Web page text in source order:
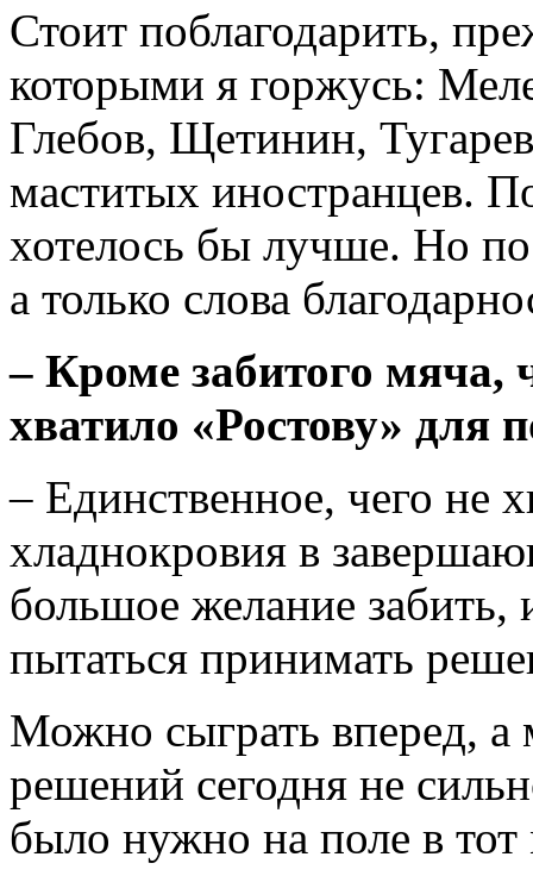
Стоит поблагодарить,
которыми я горжусь:
Глебов, Щетинин,
маститых иностранцев.
хотелось бы лучше. Но по
а только слова
– Кроме забитого мяча,
хватило «Ростову» для
– Единственное, чего не
хладнокровия в
большое желание забить,
пытаться принимать
Можно сыграть вперeд,
решений сегодня не
было нужно на поле в тот